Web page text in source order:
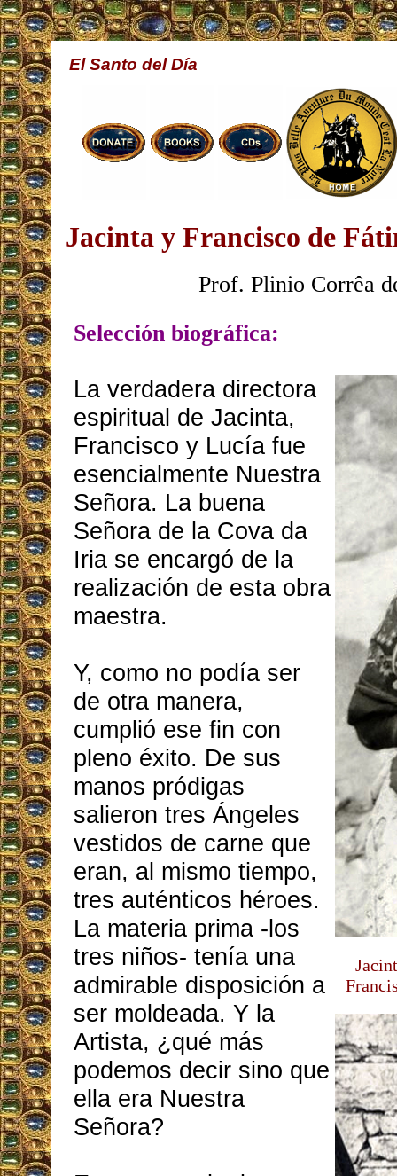
El Santo del Día
Jacinta y Francisco de
Prof. Plinio Corrêa
Selección biográfica:
La verdadera directora
espiritual de Jacinta,
Francisco y Lucía fue
esencialmente Nuestra
Señora. La buena
Señora de la Cova da
Iria se encargó de la
realización de esta obra
maestra.
Y, como no podía ser
de otra manera,
cumplió ese fin con
pleno éxito. De sus
manos pródigas
salieron tres Ángeles
vestidos de carne que
eran, al mismo tiempo,
tres auténticos héroes.
La materia prima -los
tres niños- tenía una
admirable disposición a
ser moldeada. Y la
Artista, ¿qué más
podemos decir sino que
ella era Nuestra
Señora?